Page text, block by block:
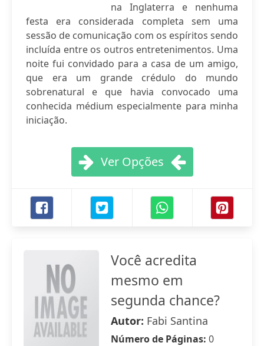
na Inglaterra e nenhuma
festa era considerada completa sem uma
sessão de comunicação com os espíritos sendo
incluída entre os outros entretenimentos. Uma
noite fui convidado para a casa de um amigo,
que era um grande crédulo do mundo
sobrenatural e que havia convocado uma
conhecida médium especialmente para minha
iniciação.
Ver Opções
Você acredita
mesmo em
segunda chance?
Autor: Fabi Santina
Número de Páginas: 0